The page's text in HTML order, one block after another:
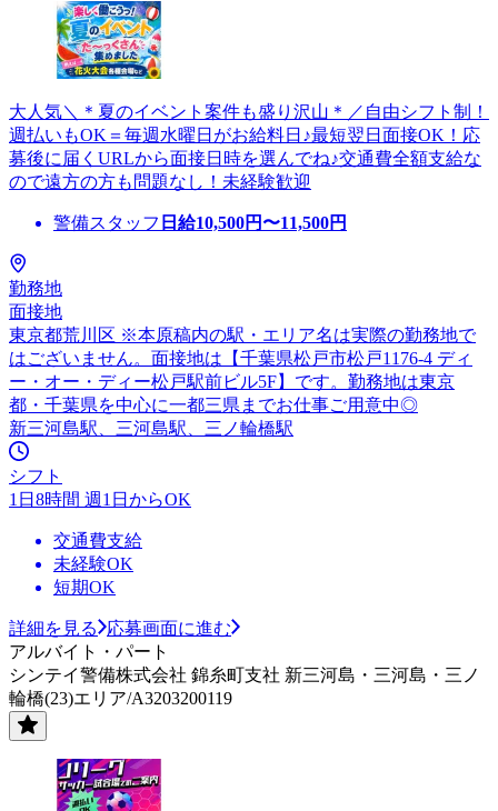
大人気＼＊夏のイベント案件も盛り沢山＊／自由シフト制！
週払いもOK＝毎週水曜日がお給料日♪最短翌日面接OK！応
募後に届くURLから面接日時を選んでね♪交通費全額支給な
ので遠方の方も問題なし！未経験歓迎
警備スタッフ 日給10,500円〜11,500円
勤務地
面接地
東京都荒川区 ※本原稿内の駅・エリア名は実際の勤務地で
はございません。面接地は【千葉県松戸市松戸1176-4 ディ
ー・オー・ディー松戸駅前ビル5F】です。勤務地は東京
都・千葉県を中心に一都三県までお仕事ご用意中◎
新三河島駅、三河島駅、三ノ輪橋駅
シフト
1日8時間 週1日からOK
交通費支給
未経験OK
短期OK
詳細を見る
応募画面に進む
アルバイト・パート
シンテイ警備株式会社 錦糸町支社 新三河島・三河島・三ノ
輪橋(23)エリア/A3203200119